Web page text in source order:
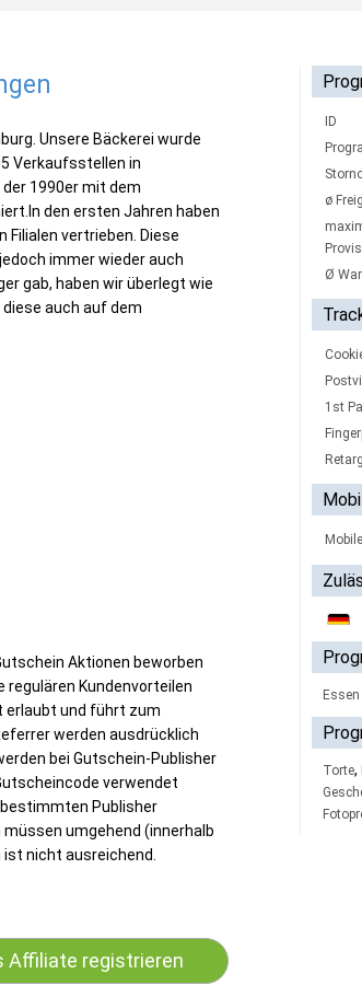
Unsere Bäckerei wurde
Verkaufsstellen in
1990er mit dem
den ersten Jahren haben
Filialen vertrieben. Diese
immer wieder auch
gab, haben wir überlegt wie
auch auf dem
Aktionen beworben
regulären Kundenvorteilen
erlaubt und führt zum
werden ausdrücklich
bei Gutschein-Publisher
verwendet
Publisher
umgehend (innerhalb
nicht ausreichend.
ID
ø
Ø
1st
Torte,
Affiliate registrieren